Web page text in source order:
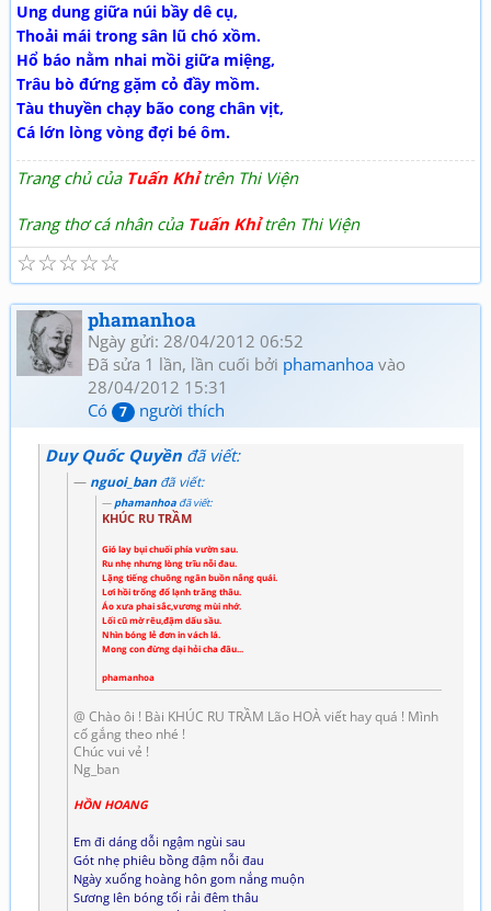
Ung dung giữa núi bầy dê cụ,
Thoải mái trong sân lũ chó xồm.
Hổ báo nằm nhai mồi giữa miệng,
Trâu bò đứng gặm cỏ đầy mồm.
Tàu thuyền chạy bão cong chân vịt,
Cá lớn lòng vòng đợi bé ôm.
Trang chủ của Tuấn Khỉtrên Thi Viện
Trang thơ cá nhân của Tuấn Khỉtrên Thi Viện
☆
☆
☆
☆
☆
phamanhoa
Ngày gửi: 28/04/2012 06:52
Đã sửa 1 lần, lần cuối bởi phamanhoa vào
28/04/2012 15:31
Có
7 người thích
Duy Quốc Quyền đã viết:
nguoi_ban đã viết:
phamanhoa đã viết:
KHÚC RU TRẦM
Gió lay bụi chuối phía vườn sau.
Ru nhẹ nhưng lòng trĩu nỗi đau.
Lặng tiếng chuông ngân buồn nắng quái.
Lơi hồi trống đổ lạnh trăng thâu.
Áo xưa phai sắc,vương mùi nhớ.
Lối cũ mờ rêu,đậm dấu sầu.
Nhìn bóng lẻ đơn in vách lá.
Mong con đừng dại hỏi cha đâu...
phamanhoa
@ Chào ôi ! Bài KHÚC RU TRẦM Lão HOÀ viết hay quá ! Mình
cố gắng theo nhé !
Chúc vui vẻ !
Ng_ban
HỒN HOANG
Em đi dáng dỗi ngậm ngùi sau
Gót nhẹ phiêu bồng đậm nỗi đau
Ngày xuống hoàng hôn gom nắng muộn
Sương lên bóng tối rải đêm thâu